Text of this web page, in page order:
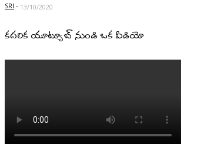
SRI - 13/10/2020
కదలిక యూట్యూబ్ నుండి ఒక వీడియో